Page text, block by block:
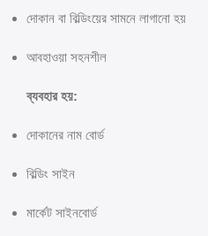
দোকান বা বিল্ডিংয়ের সামনে লাগানো হয়
আবহাওয়া সহনশীল
ব্যবহার হয়:
দোকানের নাম বোর্ড
বিল্ডিং সাইন
মার্কেট সাইনবোর্ড